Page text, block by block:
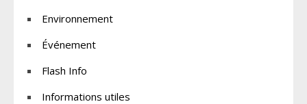
Environnement
Événement
Flash Info
Informations utiles